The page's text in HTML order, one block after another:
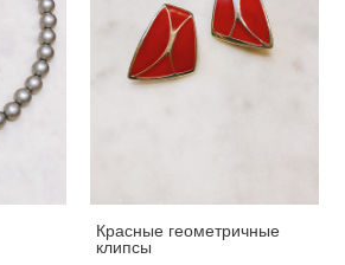
Красные геометричные
клипсы